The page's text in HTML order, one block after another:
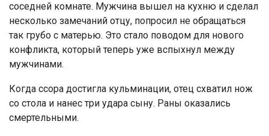
соседней комнате. Мужчина вышел на кухню и сделал
несколько замечаний отцу, попросил не обращаться
так грубо с матерью. Это стало поводом для нового
конфликта, который теперь уже вспыхнул между
мужчинами.
Когда ссора достигла кульминации, отец схватил нож
со стола и нанес три удара сыну. Раны оказались
смертельными.